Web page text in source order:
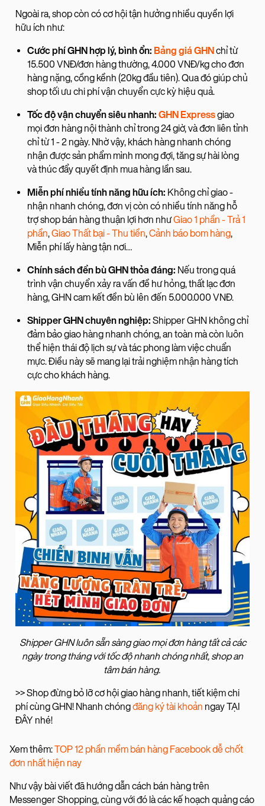
Ngoài ra, shop còn có cơ hội tận hưởng nhiều quyền lợi
hữu ích như:
Cước phí GHN hợp lý, bình ổn: Bảng giá GHNchỉ từ
15.500 VNĐ/đơn hàng thường, 4.000 VNĐ/kg cho đơn
hàng nặng, cồng kềnh (20kg đầu tiên). Qua đó giúp chủ
shop tối ưu chi phí vận chuyển cực kỳ hiệu quả.
Tốc độ vận chuyển siêu nhanh: GHN Expressgiao
mọi đơn hàng nội thành chỉ trong 24 giờ, và đơn liên tỉnh
chỉ từ 1 - 2 ngày. Nhờ vậy, khách hàng nhanh chóng
nhận được sản phẩm mình mong đợi, tăng sự hài lòng
và thúc đẩy quyết định mua hàng lần sau.
Miễn phí nhiều tính năng hữu ích: Không chỉ giao -
nhận nhanh chóng, đơn vị còn có nhiều tính năng hỗ
trợ shop bán hàng thuận lợi hơn nhưGiao 1 phần - Trả 1
phần,Giao Thất bại - Thu tiền,Cảnh báo bom hàng,
Miễn phí lấy hàng tận nơi…
Chính sách đền bù GHN thỏa đáng: Nếu trong quá
trình vận chuyển xảy ra vấn đề hư hỏng, thất lạc đơn
hàng, GHN cam kết đền bù lên đến 5.000.000 VNĐ.
Shipper GHN chuyên nghiệp: Shipper GHN không chỉ
đảm bảo giao hàng nhanh chóng, an toàn mà còn luôn
thể hiện thái độ lịch sự và tác phong làm việc chuẩn
mực. Điều này sẽ mang lại trải nghiệm nhận hàng tích
cực cho khách hàng.
Shipper GHN luôn sẵn sàng giao mọi đơn hàng tất cả các
ngày trong tháng với tốc độ nhanh chóng nhất, shop an
tâm bán hàng.
>> Shop đừng bỏ lỡ cơ hội giao hàng nhanh, tiết kiệm chi
phí cùng GHN! Nhanh chóngđăng ký tài khoản ngay TẠI
ĐÂY nhé!
Xem thêm:TOP 12 phần mềm bán hàng Facebook dễ chốt
đơn nhất hiện nay
Như vậy bài viết đã hướng dẫn cách bán hàng trên
Messenger Shopping, cùng với đó là các kế hoạch quảng cáo